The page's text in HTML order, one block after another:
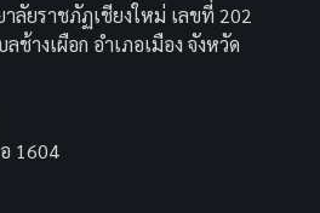
ลัยราชภัฏเชียงใหม่ เลขที่ 202
างเผือก อำเภอเมือง จังหวัด
1604